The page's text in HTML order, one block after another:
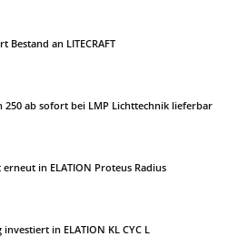
an LITECRAFT
250 ab sofort bei LMP Lichttechnik lieferbar
in ELATION Proteus Radius
in ELATION KL CYC L